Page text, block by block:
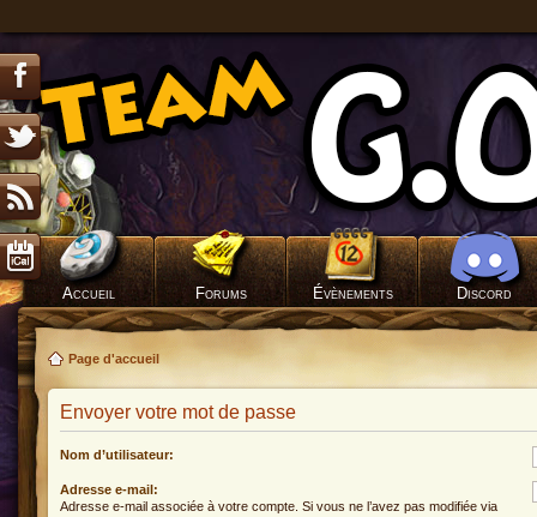
Accueil Forums Évènements Discord
Page d'accueil
Envoyer votre mot de passe
Nom d’utilisateur:
Adresse e-mail:
Adresse e-mail associée à votre compte. Si vous ne l’avez pas modifiée via